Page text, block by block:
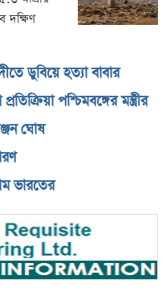
দক্ষিণ
ডুবিয়ে হত্যা বাবার
পশ্চিমবঙ্গের মন্ত্রীর
ঘোষ
ভারতের